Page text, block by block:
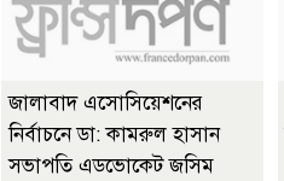
জালাবাদ এসোসিয়েশনের
নির্বাচনে ডা: কামরুল হাসান
সভাপতি এডভোকেট জসিম